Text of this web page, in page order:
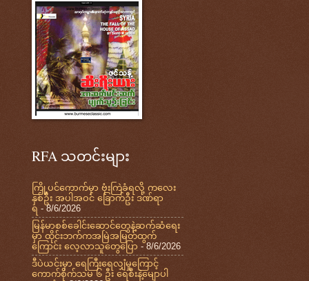
RFA သတင်းများ
ကြို့ပင်ကောက်မှာ ဗုံးကြဲခံရလို့ ကလေး
နှစ်ဦး အပါအဝင် ခြောက်ဦး ဒဏ်ရာ
ရ - 8/6/2026
မြန်မာစစ်ခေါင်းဆောင်တွေနဲ့ဆက်ဆံရေး
မှာ ထိုင်းဘက်ကအမြဲအမြတ်ထွက်
ကြောင်း လေ့လာသူတွေပြော - 8/6/2026
ဒီပဲယင်းမှာ ရေကြီးရေလျှံမှုကြောင့်
ကောက်စိုက်သမ ၆ ဦး ရေစီးနဲ့မျောပါ